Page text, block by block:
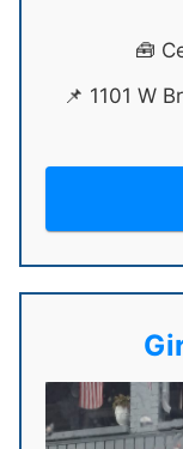
🧰
📌 1101 W